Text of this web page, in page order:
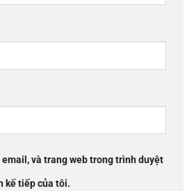
và trang web trong trình duyệt
kế tiếp của tôi.